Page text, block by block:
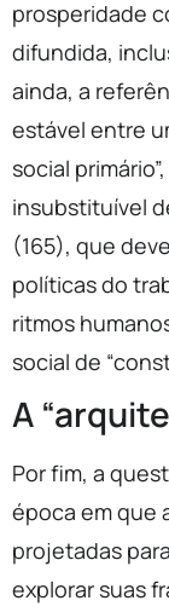
prosperidade
difundida,
ainda, a
estável entre
social
insubstituível
(165), que
políticas do
ritmos
social de
A
Por fim, a
época em que
projetadas
explorar suas